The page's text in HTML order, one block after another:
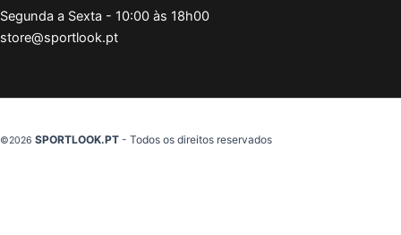
Segunda a Sexta - 10:00 às 18h00
store@sportlook.pt
©2026 SPORTLOOK.PT - Todos os direitos reservados